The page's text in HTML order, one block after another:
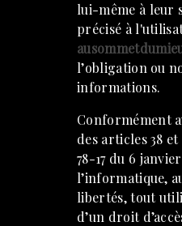
lui-même à leur
précisé à
l’obligation ou
informations.
Conformément
des articles 38
78-17 du 6
l’informatique,
libertés, tout
d’un droit